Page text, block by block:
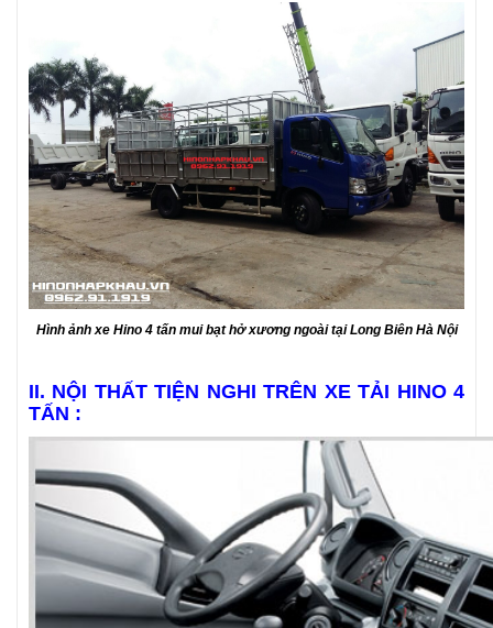
Hình ảnh xe Hino 4 tấn mui bạt hở xương ngoài tại Long Biên Hà Nội
II. NỘI THẤT TIỆN NGHI TRÊN XE TẢI HINO 4
TẤN :